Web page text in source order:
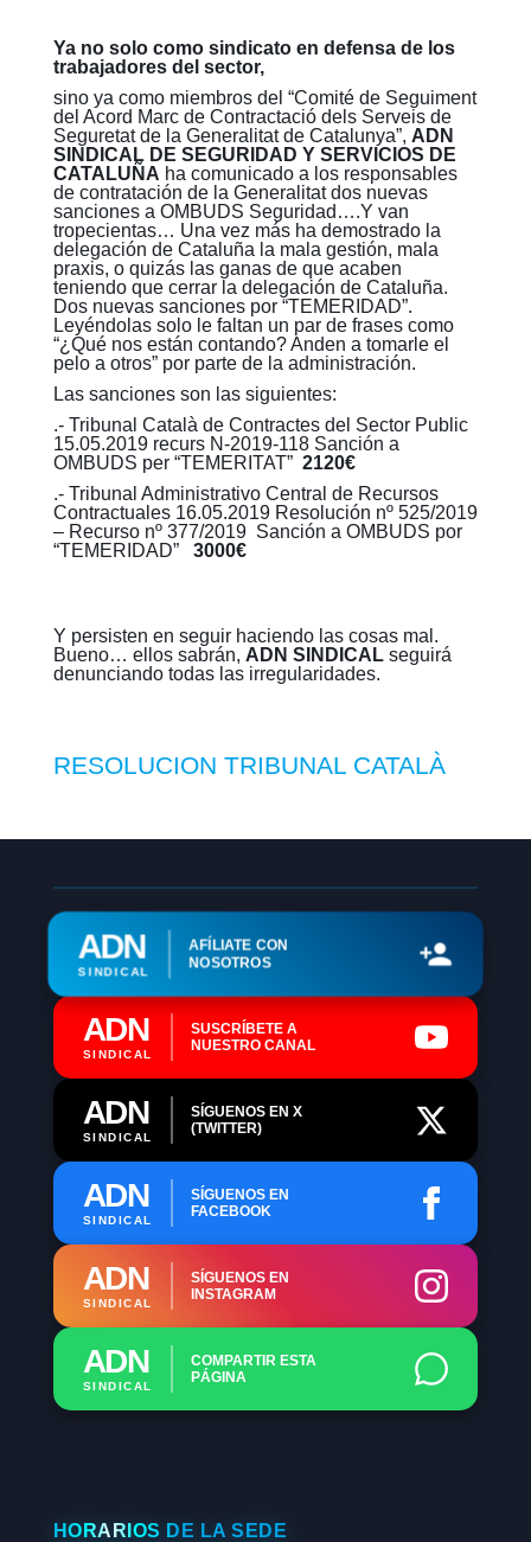
Ya no solo como sindicato en defensa de los
trabajadores del sector,
sino ya como miembros del “Comité de Seguiment
del Acord Marc de Contractació dels Serveis de
Seguretat de la Generalitat de Catalunya”, ADN
SINDICAL DE SEGURIDAD Y SERVICIOS DE
CATALUÑA ha comunicado a los responsables
de contratación de la Generalitat dos nuevas
sanciones a OMBUDS Seguridad….Y van
tropecientas… Una vez más ha demostrado la
delegación de Cataluña la mala gestión, mala
praxis, o quizás las ganas de que acaben
teniendo que cerrar la delegación de Cataluña.
Dos nuevas sanciones por “TEMERIDAD”.
Leyéndolas solo le faltan un par de frases como
“¿Qué nos están contando? Anden a tomarle el
pelo a otros” por parte de la administración.
Las sanciones son las siguientes:
.- Tribunal Català de Contractes del Sector Public
15.05.2019 recurs N-2019-118 Sanción a
OMBUDS per “TEMERITAT” 2120€
.- Tribunal Administrativo Central de Recursos
Contractuales 16.05.2019 Resolución nº 525/2019
– Recurso nº 377/2019 Sanción a OMBUDS por
“TEMERIDAD” 3000€
Y persisten en seguir haciendo las cosas mal.
Bueno… ellos sabrán, ADN SINDICALseguirá
denunciando todas las irregularidades.
RESOLUCION TRIBUNAL CATALÀ
ADN
SINDICAL
AFÍLIATE CON
NOSOTROS
ADN
SINDICAL
SUSCRÍBETE A
NUESTRO CANAL
ADN
SINDICAL
SÍGUENOS EN X
(TWITTER)
ADN
SINDICAL
SÍGUENOS EN
FACEBOOK
ADN
SINDICAL
SÍGUENOS EN
INSTAGRAM
ADN
SINDICAL
COMPARTIR ESTA
PÁGINA
HORARIOS DE LA SEDE